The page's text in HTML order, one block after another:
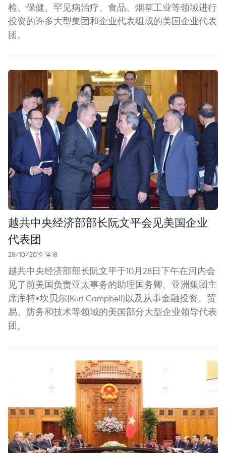
检、保健、罕见病治疗、食品、烟草工业等领域进行
投资的许多大型集团和企业代表组成的美国企业代表
团。
越共中央经济部部长阮文平会见美国企业
代表团
28/10/2019 14:18
越共中央经济部部长阮文平于10月28日下午在河内会
见了前美国负责亚太事务的助理国务卿、亚洲集团主
席库特•坎贝尔(Kurt Campbell)以及从事金融投资、贸
易、防务和技术等领域的美国部分大型企业领导代表
团。